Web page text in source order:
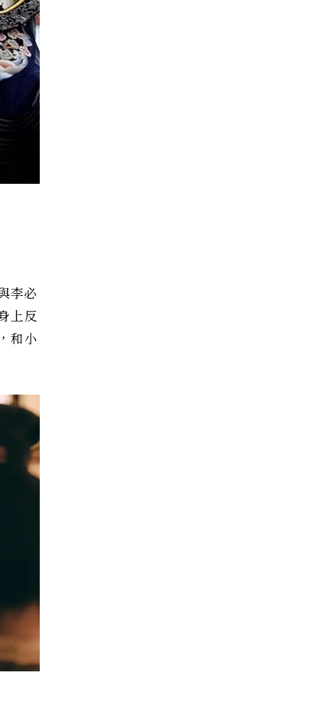
李必
上反
和小